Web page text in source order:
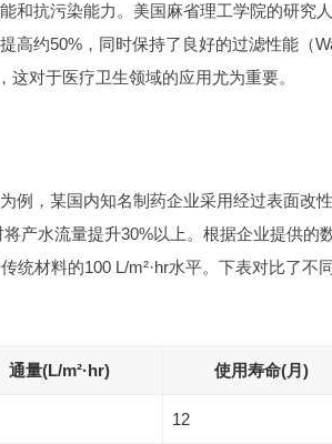
和抗污染能力。美国麻省理工学院的研究
高约50%，同时保持了良好的过滤性能（
对于医疗卫生领域的应用尤为重要。
例，某国内知名制药企业采用经过表面改
产水流量提升30%以上。根据企业提供的
统材料的100 L/m²·hr水平。下表对比了不
通量(L/m²·hr) 使用寿命(月)
12